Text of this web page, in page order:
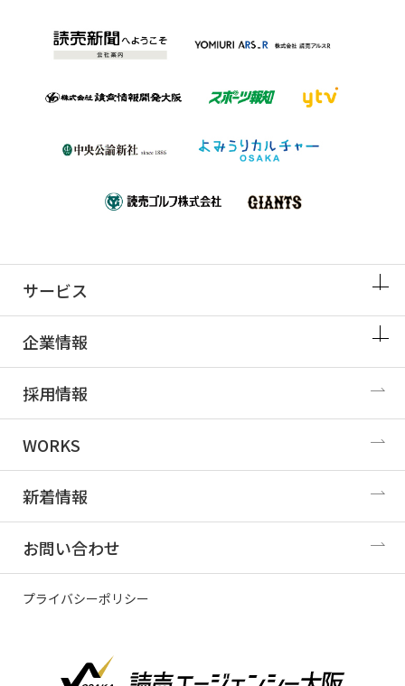
サービス
企業情報
採用情報
WORKS
新着情報
お問い合わせ
プライバシーポリシー